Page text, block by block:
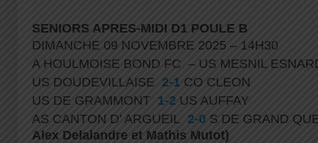
SENIORS APRES-MIDI D1 POULE B
DIMANCHE 09 NOVEMBRE 2025 – 14H30
A HOULMOISE BOND FC – US MESNIL
US DOUDEVILLAISE 2-1 CO CLEON
US DE GRAMMONT 1-2 US AUFFAY
AS CANTON D’ ARGUEIL 2-0 S DE GRAND
Alex Delalandre et Mathis Mutot)